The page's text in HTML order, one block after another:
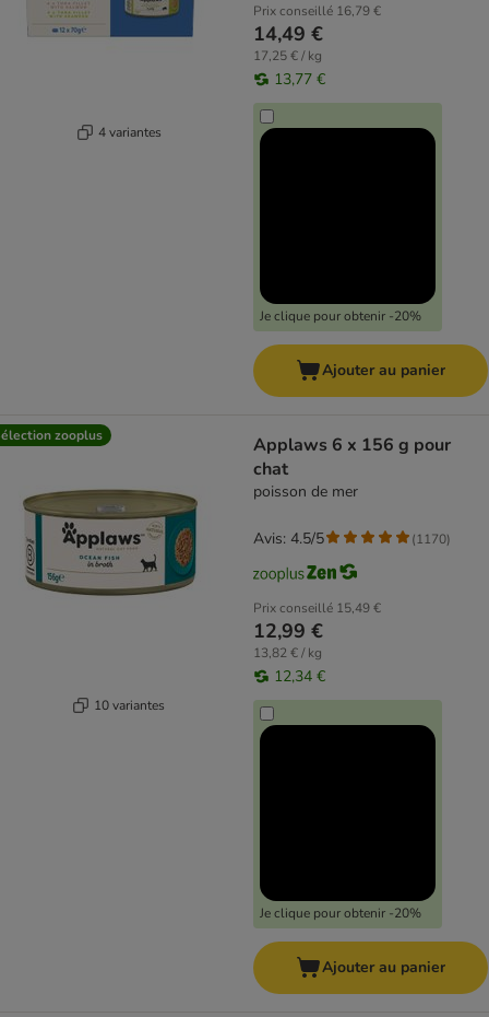
4 variantes
Prix conseillé 16,79 €
14,49 €
17,25 € / kg
13,77 €
Je clique pour obtenir -20%
Ajouter au panier
zooplus
10 variantes
Applaws 6 x 156 g pour
chat
poisson de mer
Prix conseillé 15,49 €
12,99 €
13,82 € / kg
12,34 €
Je clique pour obtenir -20%
Avis: 4.5/5 (1170)
Ajouter au panier